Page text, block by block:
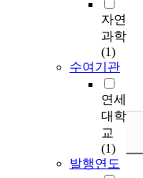
자연
과학
(1)
수여기관
연세
대학
교
(1)
발행연도